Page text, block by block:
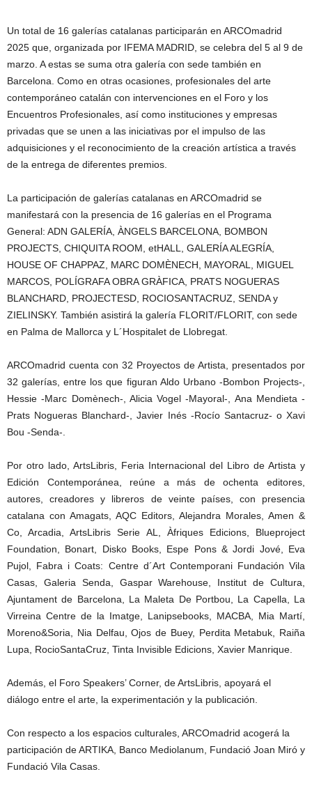
Un total de 16 galerías catalanas participarán en ARCOmadrid
2025 que, organizada por IFEMA MADRID, se celebra del 5 al 9 de
marzo. A estas se suma otra galería con sede también en
Barcelona. Como en otras ocasiones, profesionales del arte
contemporáneo catalán con intervenciones en el Foro y los
Encuentros Profesionales, así como instituciones y empresas
privadas que se unen a las iniciativas por el impulso de las
adquisiciones y el reconocimiento de la creación artística a través
de la entrega de diferentes premios.
La participación de galerías catalanas en ARCOmadrid se
manifestará con la presencia de 16 galerías en el Programa
General: ADN GALERÍA, ÀNGELS BARCELONA, BOMBON
PROJECTS, CHIQUITA ROOM, etHALL, GALERÍA ALEGRÍA,
HOUSE OF CHAPPAZ, MARC DOMÈNECH, MAYORAL, MIGUEL
MARCOS, POLÍGRAFA OBRA GRÀFICA, PRATS NOGUERAS
BLANCHARD, PROJECTESD, ROCIOSANTACRUZ, SENDA y
ZIELINSKY. También asistirá la galería FLORIT/FLORIT, con sede
en Palma de Mallorca y L´Hospitalet de Llobregat.
ARCOmadrid cuenta con 32 Proyectos de Artista, presentados por
32 galerías, entre los que figuran Aldo Urbano -Bombon Projects-,
Hessie -Marc Domènech-, Alicia Vogel -Mayoral-, Ana Mendieta -
Prats Nogueras Blanchard-, Javier Inés -Rocío Santacruz- o Xavi
Bou -Senda-.
Por otro lado, ArtsLibris, Feria Internacional del Libro de Artista y
Edición Contemporánea, reúne a más de ochenta editores,
autores, creadores y libreros de veinte países, con presencia
catalana con Amagats, AQC Editors, Alejandra Morales, Amen &
Co, Arcadia, ArtsLibris Serie AL, Àfriques Edicions, Blueproject
Foundation, Bonart, Disko Books, Espe Pons & Jordi Jové, Eva
Pujol, Fabra i Coats: Centre d´Art Contemporani Fundación Vila
Casas, Galeria Senda, Gaspar Warehouse, Institut de Cultura,
Ajuntament de Barcelona, La Maleta De Portbou, La Capella, La
Virreina Centre de la Imatge, Lanipsebooks, MACBA, Mia Martí,
Moreno&Soria, Nia Delfau, Ojos de Buey, Perdita Metabuk, Raiña
Lupa, RocioSantaCruz, Tinta Invisible Edicions, Xavier Manrique.
Además, el Foro Speakers’ Corner, de ArtsLibris, apoyará el
diálogo entre el arte, la experimentación y la publicación.
Con respecto a los espacios culturales, ARCOmadrid acogerá la
participación de ARTIKA, Banco Mediolanum, Fundació Joan Miró y
Fundació Vila Casas.